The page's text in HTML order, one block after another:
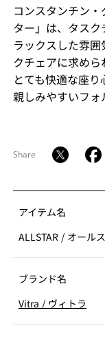
コンスタンチン
ター」は、タス
ラックスした雰
クチェアに求めら
とても快適な座
親しみやすいフォ
Share
アイテム名
ALLSTAR / オール
ブランド名
Vitra / ヴィトラ